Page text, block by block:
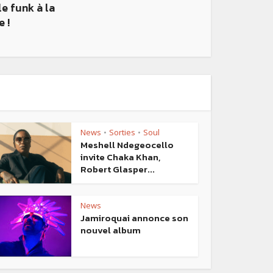
funk à la
!
News • Sorties • Soul
Meshell Ndegeocello
invite Chaka Khan,
Robert Glasper...
News
Jamiroquai annonce son
nouvel album